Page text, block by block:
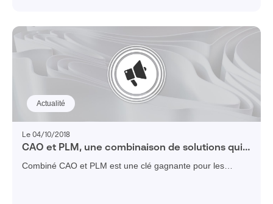
Actualité
Le 04/10/2018
CAO et PLM, une combinaison de solutions qui
réussit à l’Industrie
Combiné CAO et PLM est une clé gagnante pour les